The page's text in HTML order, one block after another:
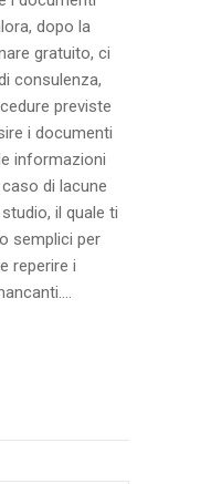
dopo la
gratuito, ci
consulenza,
previste
i documenti
informazioni
di lacune
il quale ti
semplici per
reperire i